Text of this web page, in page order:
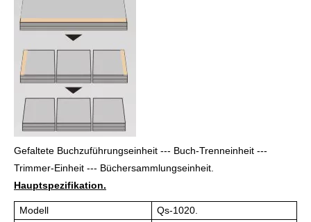
Gefaltete Buchzuführungseinheit --- Buch-Trenneinheit ---
Trimmer-Einheit --- Büchersammlungseinheit.
Hauptspezifikation.
Modell
Qs-1020.